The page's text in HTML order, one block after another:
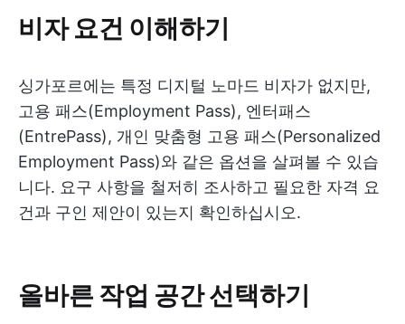
비자 요건 이해하기
싱가포르에는 특정 디지털 노마드 비자가 없지만,
고용 패스(Employment Pass), 엔터패스
(EntrePass), 개인 맞춤형 고용 패스(Personalized
Employment Pass)와 같은 옵션을 살펴볼 수 있습
니다. 요구 사항을 철저히 조사하고 필요한 자격 요
건과 구인 제안이 있는지 확인하십시오.
올바른 작업 공간 선택하기